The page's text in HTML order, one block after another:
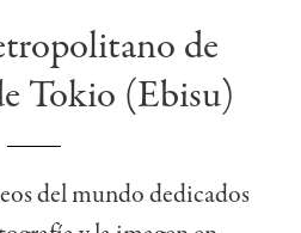
de
Tokio (Ebisu)
del mundo dedicados